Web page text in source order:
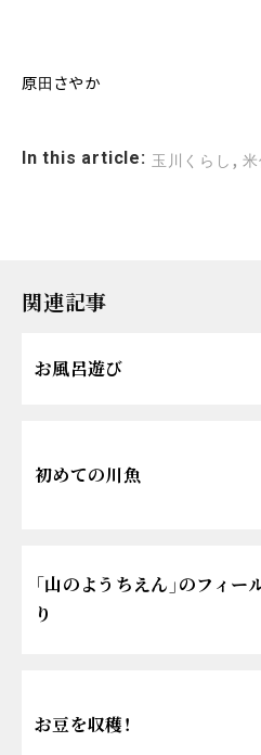
原田さやか
In this article: 玉川くらし ,米
関連記事
お風呂遊び
初めての川魚
「山のようちえん」のフィー
り
お豆を収穫！